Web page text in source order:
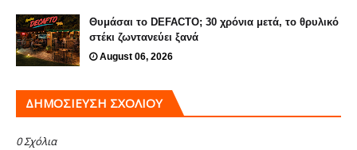
Θυμάσαι το DEFACTO; 30 χρόνια μετά, το θρυλικό
στέκι ζωντανεύει ξανά
August 06, 2026
ΔΗΜΟΣΊΕΥΣΗ ΣΧΟΛΊΟΥ
0 Σχόλια